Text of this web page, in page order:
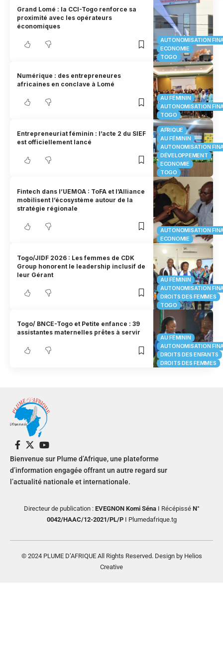
AUTONOMISATION
ECONOMIE
TOGO
Grand Lomé : la CCI-Togo renforce sa
proximité avec les opérateurs
économiques
AU FÉMININ
AUTONOMISATION
TOGO
Numérique : des entrepreneures
africaines en conclave à Lomé
AFRIQUE
AU FÉMININ
AUTONOMISATION
DÉVELOPPEMENT
ECONOMIE
TOGO
Entrepreneuriat féminin : l’acte 2 du SIEF
est officiellement lancé
AUTONOMISATION
ECONOMIE
Fintech dans l’UEMOA : ToFA et l’Alliance
mobilisent l’écosystème autour de la
stratégie régionale
AU FÉMININ
AUTONOMISATION
DROITS DES FEMMES
TOGO
Togo/JIDF 2026 : Les femmes de CDK
Group honorent le leadership inclusif de
leur Gérant
AU FÉMININ
AUTONOMISATION
DROITS DES ENFANTS
DROITS DES FEMMES
Togo/ BNCE-Togo et Petite enfance : 39
assistantes maternelles prêtes à servir
Bienvenue sur Plume d’Afrique, une plateforme
d’information engagée offrant un autre regard sur
l’actualité nationale et internationale.
Directeur de publication : EVEGNON Komi SénaI RécépisséN°
0042/HAAC/12-2021/PL/PI Plumedafrique.tg
© 2024 PLUME D’AFRIQUE All Rights Reserved. Design by Helios
Creative